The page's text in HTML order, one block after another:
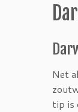
Net
tip is